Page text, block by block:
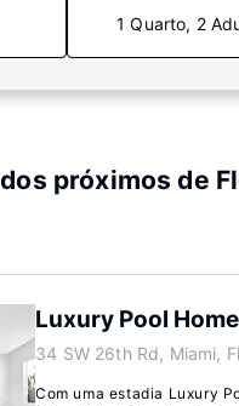
1 Quarto, 2
próximos de
Luxury Pool
34 SW 26th Rd, Miami,
Com uma estadia Luxury